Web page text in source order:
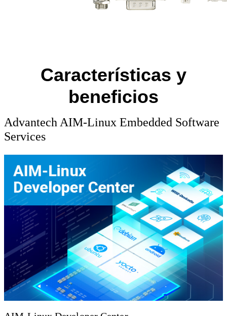
Características y
beneficios
Advantech AIM-Linux Embedded Software
Services